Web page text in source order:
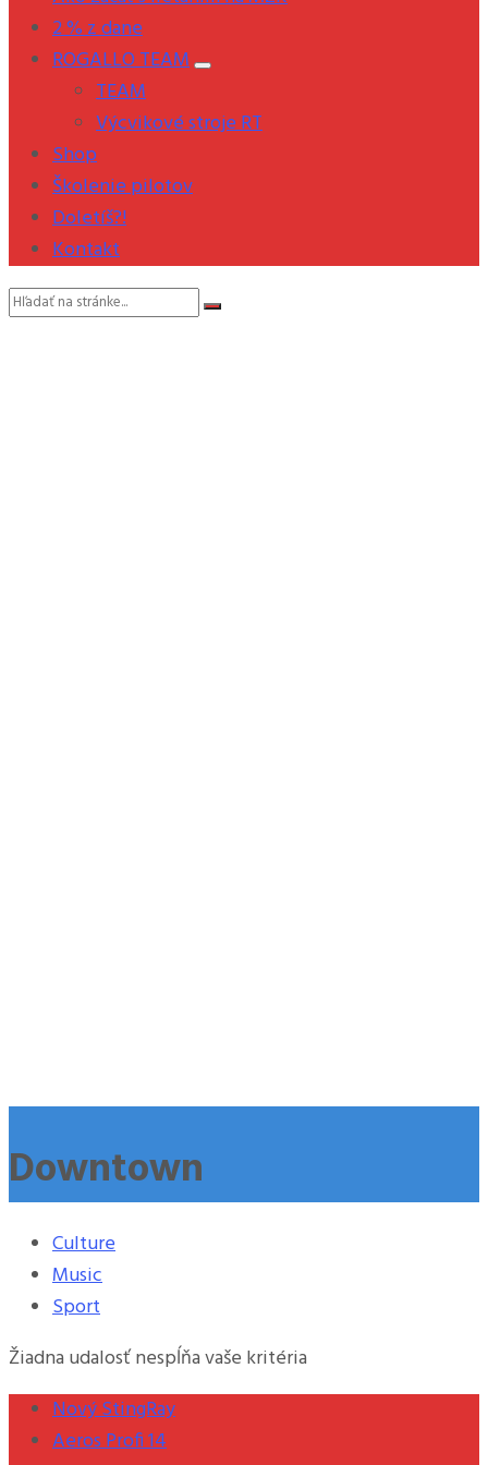
2 % z dane
ROGALLO TEAM
TEAM
Výcvikové stroje RT
Shop
Školenie pilotov
Doletíš?!
Kontakt
Vyhľadávanie:
Downtown
Culture
Music
Sport
Žiadna udalosť nespĺňa vaše kritéria
Nový StingRay
Aeros Profi 14